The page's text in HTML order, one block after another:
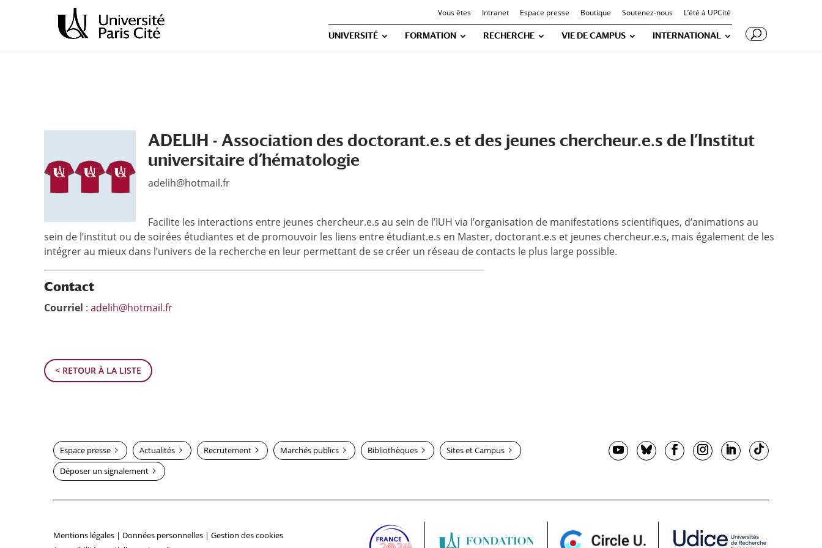
principal
navigation
Vous êtes Intranet Espace presse Boutique Soutenez-nous L’été à UPCité
UNIVERSITÉ FORMATION RECHERCHE VIE DE CAMPUS INTERNATIONAL
< RETOUR À LA LISTE
ADELIH - Association des doctorant.e.s et des jeunes chercheur.e.s de l’Institut
universitaire d’hématologie
adelih@hotmail.fr
Facilite les interactions entre jeunes chercheur.e.s au sein de l’IUH via l’organisation de manifestations scientifiques, d’animations au
sein de l’institut ou de soirées étudiantes et de promouvoir les liens entre étudiant.e.s en Master, doctorant.e.s et jeunes chercheur.e.s, mais également de les
intégrer au mieux dans l’univers de la recherche en leur permettant de se créer un réseau de contacts le plus large possible.
Contact
Courriel : adelih@hotmail.fr
Espace presse Actualités Recrutement Marchés publics Bibliothèques
Sites et Campus
Déposer un signalement
Mentions légales | Données personnelles | Gestion des cookies